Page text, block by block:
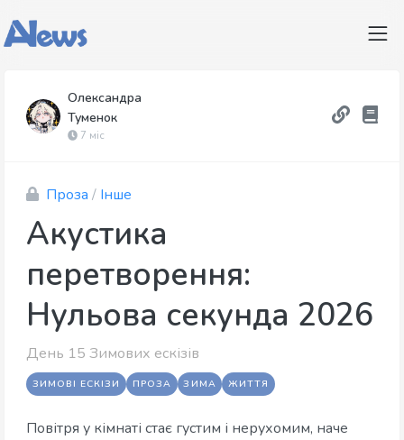
Олександра
Туменок
7 міс
Проза / Інше
Акустика
перетворення:
Нульова секунда 2026
День 15 Зимових ескізів
ЗИМОВІ ЕСКІЗИ ПРОЗА ЗИМА ЖИТТЯ
Повітря у кімнаті стає густим і нерухомим, наче